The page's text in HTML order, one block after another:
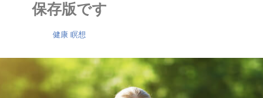
保存版です
健康 瞑想